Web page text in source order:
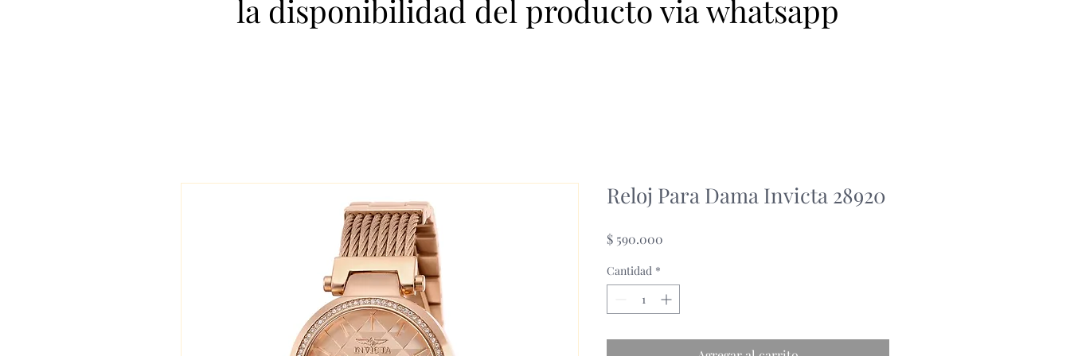
la disponibilidad del producto via whatsapp
Reloj Para Dama Invicta 28920
$ 590.000
Cantidad *